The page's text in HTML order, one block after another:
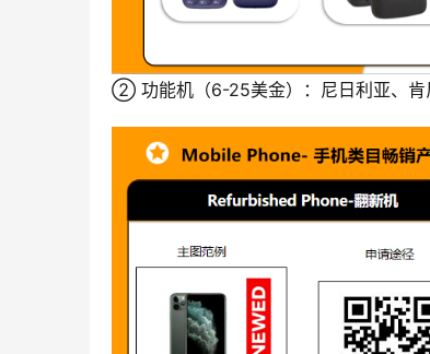
② 功能机（6-25美金）：尼日利亚、肯